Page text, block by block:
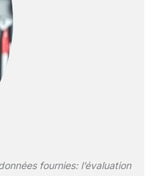
caravane,
camping-
car et autres
appareils lourds.
Rétroviseur HD 7"
LCD écran de
distance 2 canaux 4
fournies: l’évaluation